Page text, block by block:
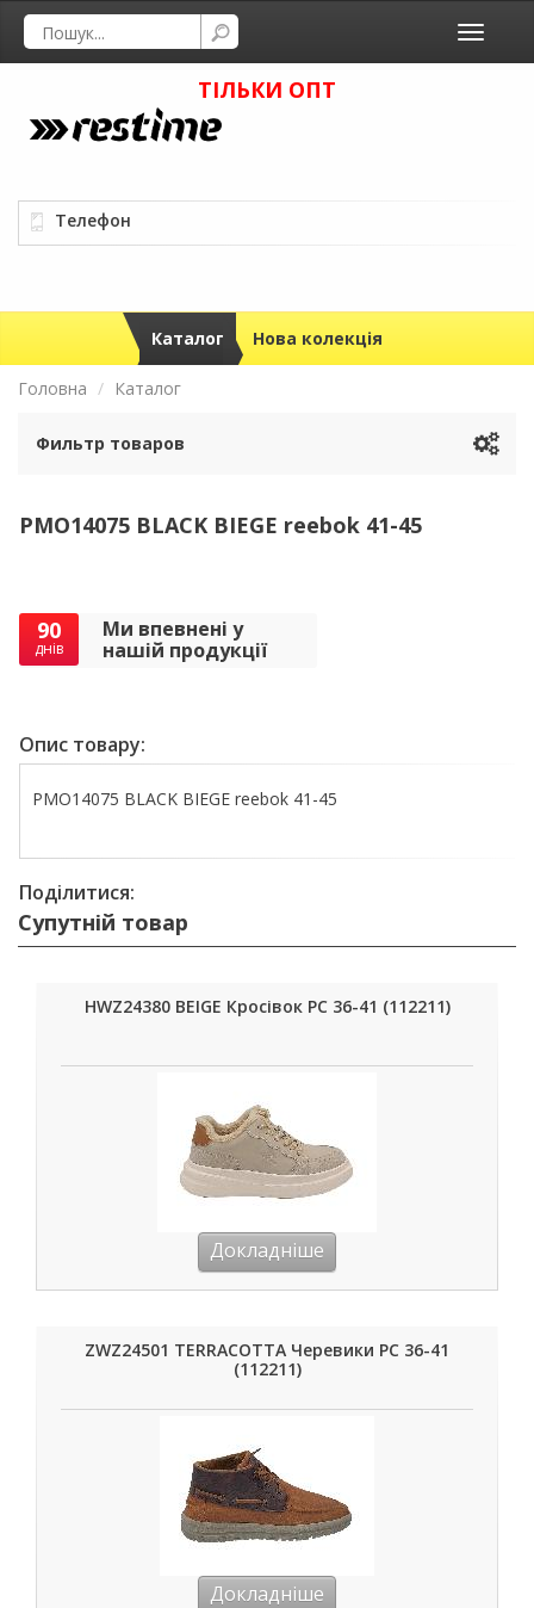
Toggle
ТІЛЬКИ ОПТ
Телефон
Каталог Нова колекція
Головна Каталог
Фильтр товаров
PMO14075 BLACK BIEGE reebok 41-45
90
днів
Ми впевнені у
нашій продукції
Опис товару:
PMO14075 BLACK BIEGE reebok 41-45
Поділитися:
Супутній товар
HWZ24380 BEIGE Кросівок РС 36-41 (112211)
Докладніше
ZWZ24501 TERRACOTTA Черевики РС 36-41
(112211)
Докладніше